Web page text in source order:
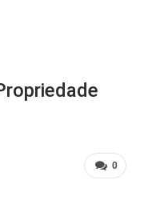
0